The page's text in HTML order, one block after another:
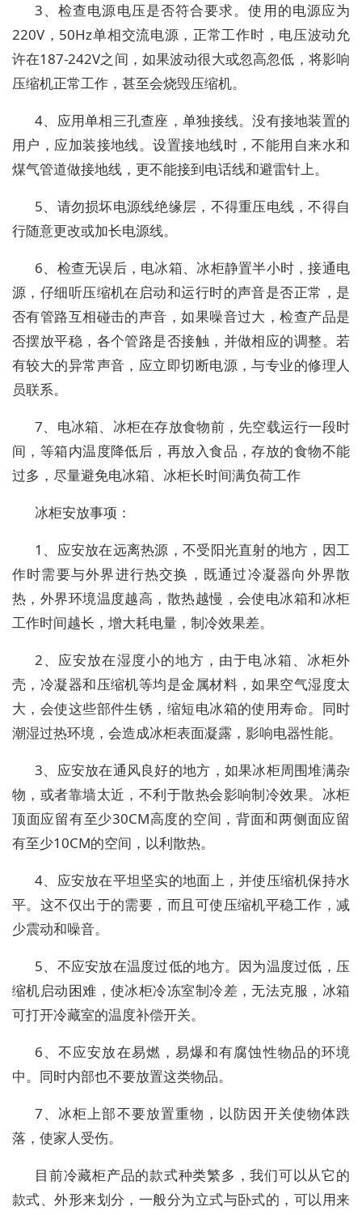
3、检查电源电压是否符合要求。使用的电源应为
220V，50Hz单相交流电源，正常工作时，电压波动允
许在187-242V之间，如果波动很大或忽高忽低，将影响
压缩机正常工作，甚至会烧毁压缩机。
4、应用单相三孔查座，单独接线。没有接地装置的
用户，应加装接地线。设置接地线时，不能用自来水和
煤气管道做接地线，更不能接到电话线和避雷针上。
5、请勿损坏电源线绝缘层，不得重压电线，不得自
行随意更改或加长电源线。
6、检查无误后，电冰箱、冰柜静置半小时，接通电
源，仔细听压缩机在启动和运行时的声音是否正常，是
否有管路互相碰击的声音，如果噪音过大，检查产品是
否摆放平稳，各个管路是否接触，并做相应的调整。若
有较大的异常声音，应立即切断电源，与专业的修理人
员联系。
7、电冰箱、冰柜在存放食物前，先空载运行一段时
间，等箱内温度降低后，再放入食品，存放的食物不能
过多，尽量避免电冰箱、冰柜长时间满负荷工作
冰柜安放事项：
1、应安放在远离热源，不受阳光直射的地方，因工
作时需要与外界进行热交换，既通过冷凝器向外界散
热，外界环境温度越高，散热越慢，会使电冰箱和冰柜
工作时间越长，增大耗电量，制冷效果差。
2、应安放在湿度小的地方，由于电冰箱、冰柜外
壳，冷凝器和压缩机等均是金属材料，如果空气湿度太
大，会使这些部件生锈，缩短电冰箱的使用寿命。同时
潮湿过热环境，会造成冰柜表面凝露，影响电器性能。
3、应安放在通风良好的地方，如果冰柜周围堆满杂
物，或者靠墙太近，不利于散热会影响制冷效果。冰柜
顶面应留有至少30CM高度的空间，背面和两侧面应留
有至少10CM的空间，以利散热。
4、应安放在平坦坚实的地面上，并使压缩机保持水
平。这不仅出于的需要，而且可使压缩机平稳工作，减
少震动和噪音。
5、不应安放在温度过低的地方。因为温度过低，压
缩机启动困难，使冰柜冷冻室制冷差，无法克服，冰箱
可打开冷藏室的温度补偿开关。
6、不应安放在易燃，易爆和有腐蚀性物品的环境
中。同时内部也不要放置这类物品。
7、冰柜上部不要放置重物，以防因开关使物体跌
落，使家人受伤。
目前冷藏柜产品的款式种类繁多，我们可以从它的
款式、外形来划分，一般分为立式与卧式的，可以用来